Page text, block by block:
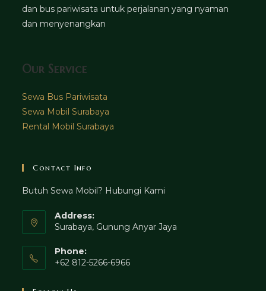
dan bus pariwisata untuk perjalanan yang nyaman
dan menyenangkan
Our Service
Sewa Bus Pariwisata
Sewa Mobil Surabaya
Rental Mobil Surabaya
Contact Info
Butuh Sewa Mobil? Hubungi Kami
Address:
Surabaya, Gunung Anyar Jaya
Phone:
+62 812-5266-6966